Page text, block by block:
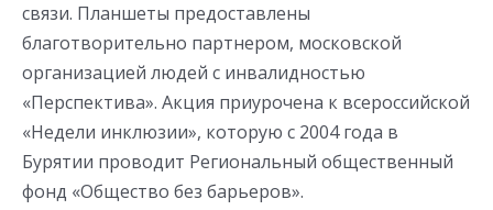
связи. Планшеты предоставлены
благотворительно партнером, московской
организацией людей с инвалидностью
«Перспектива». Акция приурочена к всероссийской
«Недели инклюзии», которую с 2004 года в
Бурятии проводит Региональный общественный
фонд «Общество без барьеров».